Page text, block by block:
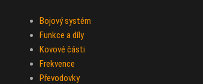
Bojový systém
Funkce a díly
Kovové části
Frekvence
Převodovky